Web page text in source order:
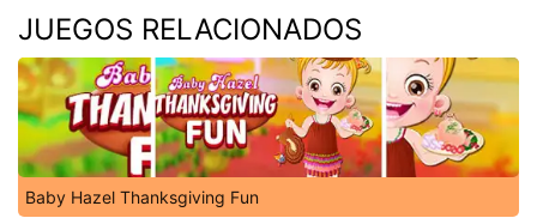
JUEGOS RELACIONADOS
Baby Hazel Thanksgiving Fun